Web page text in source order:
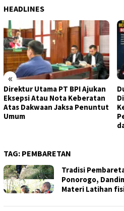
HEADLINES
«
Direktur Utama PT BPI Ajukan
Eksepsi Atau Nota Keberatan
Atas Dakwaan Jaksa Penuntut
Umum
TAG: PEMBARETAN
Tradisi
Ponorogo,
Materi Latihan